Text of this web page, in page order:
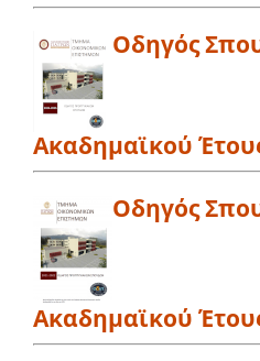
Οδηγός
Ακαδημαϊκού
Οδηγός
Ακαδημαϊκού